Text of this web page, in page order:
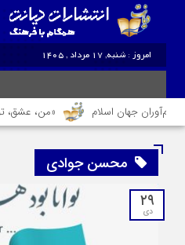
امروز : شنبه, ۱۷ مرداد , ۱۴۰۵
جهان اسلام «من، عشق، تو
محسن جوادی
۲۹
دی